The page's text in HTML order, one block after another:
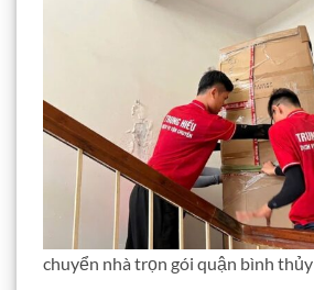
chuyển nhà trọn gói quận bình thủy